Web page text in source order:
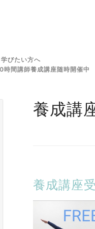
びたい方へ
間講師養成講座随時開催中
養成講
養成講座